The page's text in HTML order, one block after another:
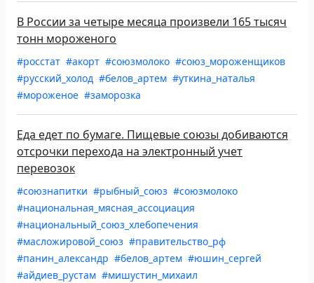
В России за четыре месяца произвели 165 тысяч
тонн мороженого
#росстат #акорт #союзмолоко #союз_мороженщиков
#русский_холод #белов_артем #уткина_наталья
#мороженое #заморозка
Еда едет по бумаге. Пищевые союзы добиваются
отсрочки перехода на электронный учет
перевозок
#союзнапитки #рыбный_союз #союзмолоко
#национальная_мясная_ассоциация
#национальный_союз_хлебопечения
#масложировой_союз #правительство_рф
#панин_александр #белов_артем #юшин_сергей
#айдиев_рустам #мишустин_михаил